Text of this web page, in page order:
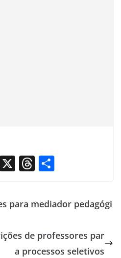
Li
dI
X T
re
a
s
ar
e
para mediador pedagógi
de professores par
a processos seletivos